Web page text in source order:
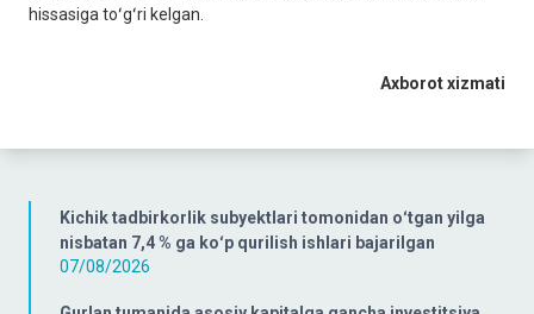
Kichik tadbirkorlik subyektlari tomonidan oʻtgan yilga
nisbatan 7,4 % ga koʻp qurilish ishlari bajarilgan
07/08/2026
hissasiga toʻgʻri kelgan.
Axborot xizmati